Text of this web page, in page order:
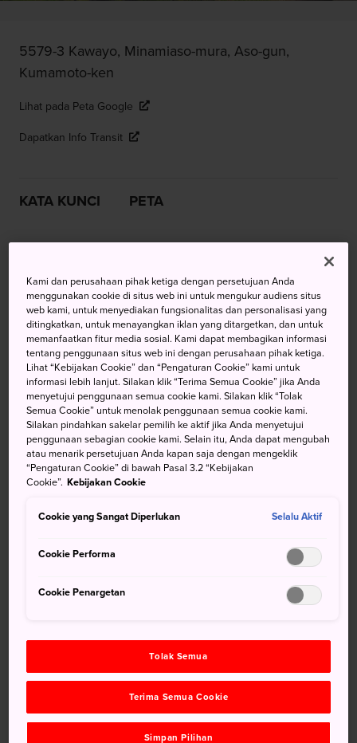
5579-3 Kawayo, Minamiaso-mura, Aso-gun,
Kumamoto-ken
Lihat pada Peta Google
Dapatkan Info Transit
KATA KUNCI PETA
Muda kembali di Aso Farm Land
Terletak di lingkungan Taman Nasional Aso-Kuju, Aso
Farm Land adalah taman hiburan dan tempat perkemahan
liburan. Taman yang terutama populer di kalangan anak-
anak ini merupakan gambaran dari kata bahasa Jepang
“genki,” yang berarti kebahagiaan dan energi seperti masa
kecil. Datang dan temukan sosok anak-anak dalam diri
Anda.
Menuju Lokasi
Kami dan perusahaan pihak ketiga dengan persetujuan Anda
menggunakan cookie di situs web ini untuk mengukur audiens situs
web kami, untuk menyediakan fungsionalitas dan personalisasi yang
ditingkatkan, untuk menayangkan iklan yang ditargetkan, dan untuk
memanfaatkan fitur media sosial. Kami dapat membagikan informasi
tentang penggunaan situs web ini dengan perusahaan pihak ketiga.
Lihat “Kebijakan Cookie” dan “Pengaturan Cookie” kami untuk
informasi lebih lanjut. Silakan klik “Terima Semua Cookie” jika Anda
menyetujui penggunaan semua cookie kami. Silakan klik “Tolak
Semua Cookie” untuk menolak penggunaan semua cookie kami.
Silakan pindahkan sakelar pemilih ke aktif jika Anda menyetujui
penggunaan sebagian cookie kami. Selain itu, Anda dapat mengubah
atau menarik persetujuan Anda kapan saja dengan mengeklik
“Pengaturan Cookie” di bawah Pasal 3.2 “Kebijakan
Cookie”. Kebijakan Cookie
Cookie yang Sangat Diperlukan Selalu Aktif
Cookie Performa
Cookie Penargetan
Tolak Semua
Terima Semua Cookie
Simpan Pilihan